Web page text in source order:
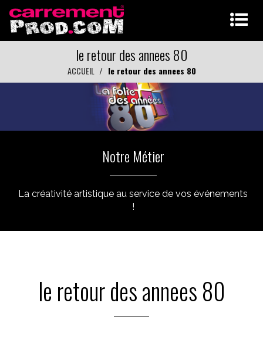
le retour des annees 80
ACCUEIL le retour des annees 80
Notre Métier
La créativité artistique au service de vos événements
!
le retour des annees 80